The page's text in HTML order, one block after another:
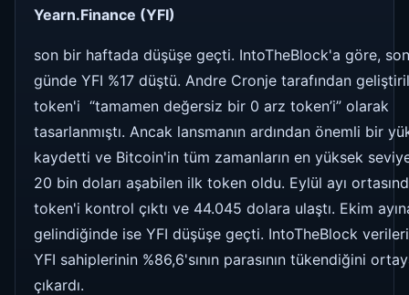
Yearn.Finance (YFI)
son bir haftada düşüşe geçti. IntoTheBlock'a göre,
günde YFI %17 düştü. Andre Cronje tarafından
token'i “tamamen değersiz bir 0 arz token’i” olarak
tasarlanmıştı. Ancak lansmanın ardından önemli bir
kaydetti ve Bitcoin'in tüm zamanların en yüksek
20 bin doları aşabilen ilk token oldu. Eylül ayı
token'i kontrol çıktı ve 44.045 dolara ulaştı. Ekim
gelindiğinde ise YFI düşüşe geçti. IntoTheBlock
YFI sahiplerinin %86,6'sının parasının tükendiğini
çıkardı.